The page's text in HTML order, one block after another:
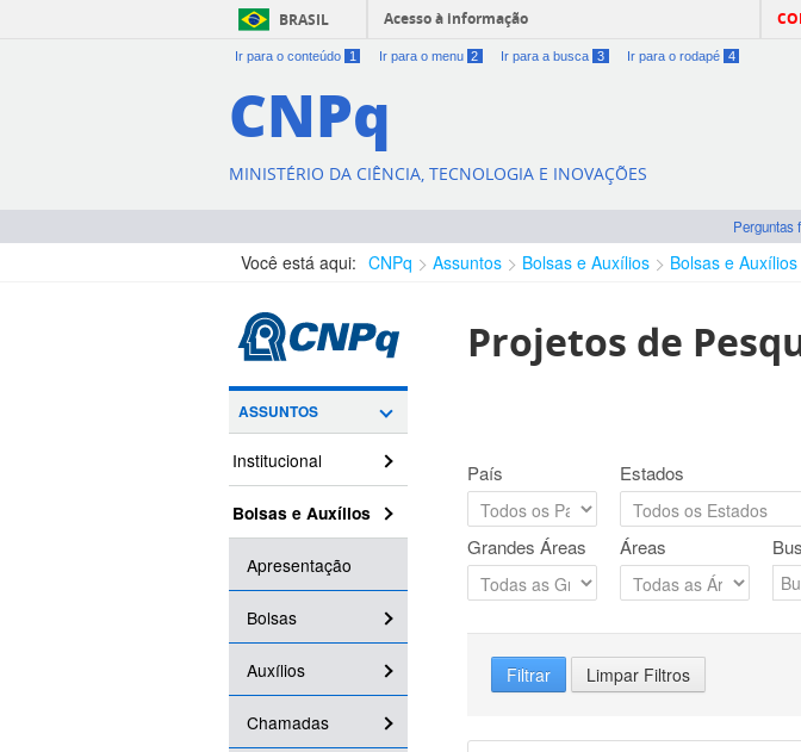
BRASIL Acesso à informação
Ir para o conteúdo 1 Ir para o menu 2 Ir para a busca 3 Ir para o rodapé 4
CNPq
MINISTÉRIO DA CIÊNCIA, TECNOLOGIA E INOVAÇÕES
Perguntas
Você está aqui: CNPq Assuntos Bolsas e Auxílios Bolsas e
ASSUNTOS
Institucional
Bolsas e Auxílios
Apresentação
Bolsas
Auxílios
Chamadas
Projetos de
País Estados
Grandes Áreas Áreas
Filtrar Limpar Filtros